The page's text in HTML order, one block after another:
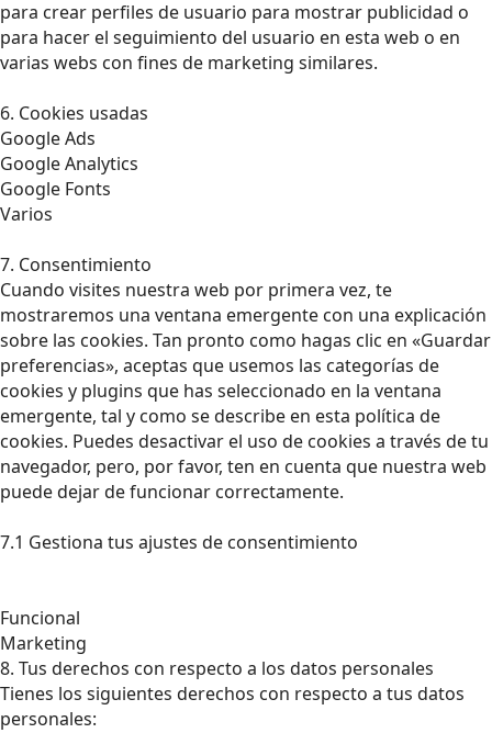
para crear perfiles de usuario para mostrar publicidad o
para hacer el seguimiento del usuario en esta web o en
varias webs con fines de marketing similares.
6. Cookies usadas
Google Ads
Google Analytics
Google Fonts
Varios
7. Consentimiento
Cuando visites nuestra web por primera vez, te
mostraremos una ventana emergente con una explicación
sobre las cookies. Tan pronto como hagas clic en «Guardar
preferencias», aceptas que usemos las categorías de
cookies y plugins que has seleccionado en la ventana
emergente, tal y como se describe en esta política de
cookies. Puedes desactivar el uso de cookies a través de tu
navegador, pero, por favor, ten en cuenta que nuestra web
puede dejar de funcionar correctamente.
7.1 Gestiona tus ajustes de consentimiento
Funcional
Marketing
8. Tus derechos con respecto a los datos personales
Tienes los siguientes derechos con respecto a tus datos
personales: